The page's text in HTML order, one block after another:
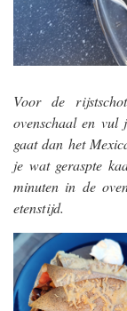
Voor de
ovenschaal en vul
gaat dan het
je wat geraspte
minuten in de
etenstijd.